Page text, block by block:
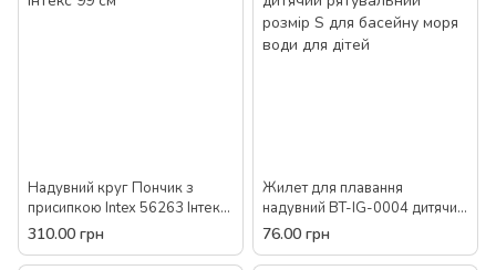
Надувний круг Пончик з
присипкою Intex 56263 Інтекс
99 см
310.00 грн
Жилет для плавання
надувний BT-IG-0004 дитячий
рятувальний розмір S для
басейну моря води для дітей
76.00 грн